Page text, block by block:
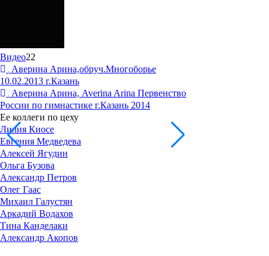
Видео22
Аверина Арина,обруч.Многоборье
10.02.2013 г.Казань
Аверина Арина, Averina Arina Первенство
России по гимнастике г.Казань 2014
Ее коллеги по цеху
Лилия Киосе
Евгения Медведева
Алексей Ягудин
Ольга Бузова
Александр Петров
Олег Гаас
Михаил Галустян
Аркадий Водахов
Тина Канделаки
Александр Акопов